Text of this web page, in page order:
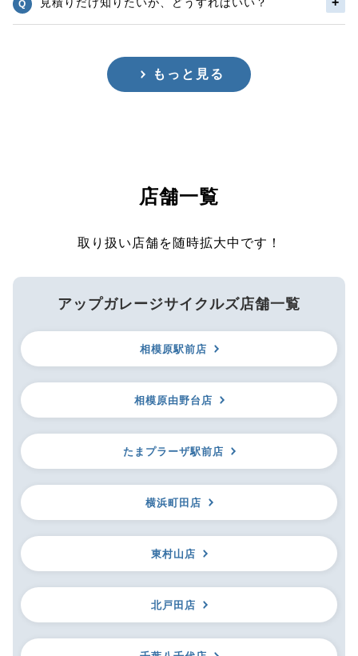
もっと見る
店舗一覧
取り扱い店舗を随時拡大中です！
アップガレージサイクルズ店舗一覧
相模原駅前店
相模原由野台店
たまプラーザ駅前店
横浜町田店
東村山店
北戸田店